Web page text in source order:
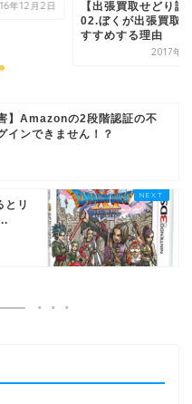
年12月2日
【出張買取せどり講
02.ぼくが出張買取
すすめする理由
2017年6
】Amazonの2段階認証の不
インできません！？
とリ